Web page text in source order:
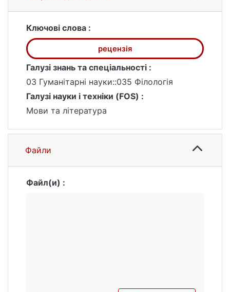
Ключові слова :
рецензія
Галузі знань та спеціальності :
03 Гуманітарні науки::035 Філологія
Галузі науки і техніки (FOS) :
Мови та література
Файли
Файл(и) :